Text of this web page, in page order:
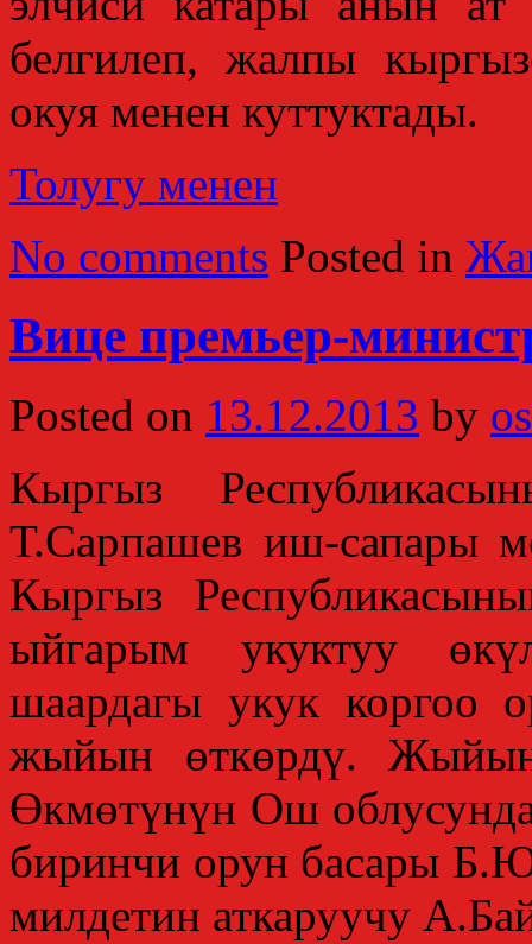
белгилеп, жалпы
окуя менен куттуктады.
Толугу менен
No comments Posted in
Вице премьер-
Posted on 13.12.2013 by
Кыргыз
Т.Сарпашев иш-сапары
Кыргыз
ыйгарым укуктуу
шаардагы укук коргоо
жыйын өткөрдү.
Өкмөтүнүн Ош
биринчи орун басары
милдетин аткаруучу